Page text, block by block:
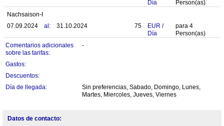
Día
Person(as)
Nachsaison-I
07.09.2024
al: 31.10.2024 75 EUR /
Día
para 4
Person(as)
Comentarios adicionales
sobre las tarifas:
-
Gastos:
Descuentos:
Día de llegada:
Sin preferencias, Sabado, Domingo, Lunes,
Martes, Miercoles, Jueves, Viernes
Datos de contacto: